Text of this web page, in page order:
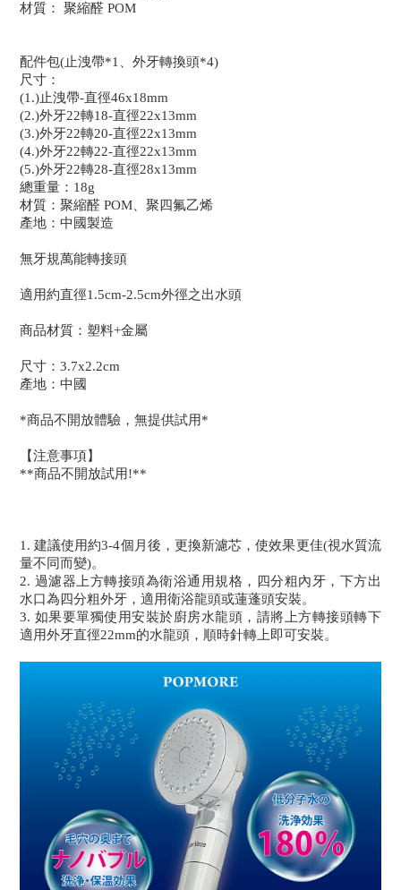
材質： 聚縮醛 POM
配件包(止洩帶*1、外牙轉換頭*4)
尺寸：
(1.)止洩帶-直徑46x18mm
(2.)外牙22轉18-直徑22x13mm
(3.)外牙22轉20-直徑22x13mm
(4.)外牙22轉22-直徑22x13mm
(5.)外牙22轉28-直徑28x13mm
總重量：18g
材質：聚縮醛 POM、聚四氟乙烯
產地：中國製造
無牙規萬能轉接頭
適用約直徑1.5cm-2.5cm外徑之出水頭
商品材質：塑料+金屬
尺寸：3.7x2.2cm
產地：中國
*商品不開放體驗，無提供試用*
【注意事項】
**商品不開放試用!**
1. 建議使用約3-4個月後，更換新濾芯，使效果更佳(視水質流
量不同而變)。
2. 過濾器上方轉接頭為衛浴通用規格，四分粗內牙，下方出
水口為四分粗外牙，適用衛浴龍頭或蓮蓬頭安裝。
3. 如果要單獨使用安裝於廚房水龍頭，請將上方轉接頭轉下
適用外牙直徑22mm的水龍頭，順時針轉上即可安裝。